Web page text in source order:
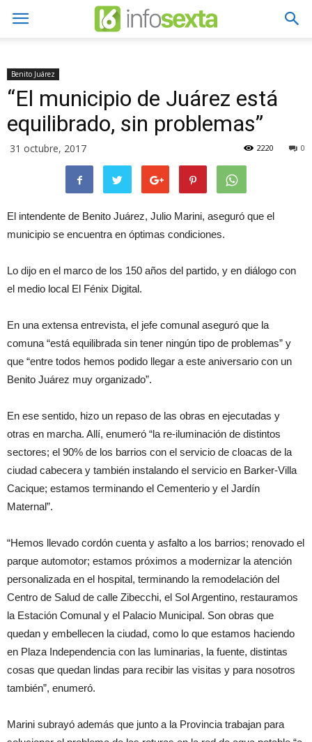
Benito Juárez
“El municipio de Juárez está
equilibrado, sin problemas”
31 octubre, 2017 0
2220
El intendente de Benito Juárez, Julio Marini, aseguró que el
municipio se encuentra en óptimas condiciones.
Lo dijo en el marco de los 150 años del partido, y en diálogo con
el medio local El Fénix Digital.
En una extensa entrevista, el jefe comunal aseguró que la
comuna “está equilibrada sin tener ningún tipo de problemas” y
que “entre todos hemos podido llegar a este aniversario con un
Benito Juárez muy organizado”.
En ese sentido, hizo un repaso de las obras en ejecutadas y
otras en marcha. Allí, enumeró “la re-iluminación de distintos
sectores; el 90% de los barrios con el servicio de cloacas de la
ciudad cabecera y también instalando el servicio en Barker-Villa
Cacique; estamos terminando el Cementerio y el Jardín
Maternal”.
“Hemos llevado cordón cuenta y asfalto a los barrios; renovado el
parque automotor; estamos próximos a modernizar la atención
personalizada en el hospital, terminando la remodelación del
Centro de Salud de calle Zibecchi, el Sol Argentino, restauramos
la Estación Comunal y el Palacio Municipal. Son obras que
quedan y embellecen la ciudad, como lo que estamos haciendo
en Plaza Independencia con las luminarias, la fuente, distintas
cosas que quedan lindas para recibir las visitas y para nosotros
también”, enumeró.
Marini subrayó además que junto a la Provincia trabajan para